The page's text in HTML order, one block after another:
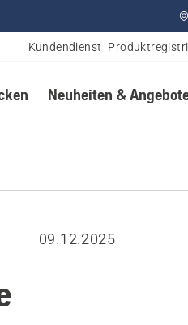
Kundendienst
Neuheiten &
09.12.2025